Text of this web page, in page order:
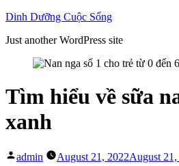
Skip
content
Dinh Dưỡng Cuộc Sống
Just another WordPress site
Tìm hiểu về sữa
xanh
Posted
admin August 21, 2022August 21,